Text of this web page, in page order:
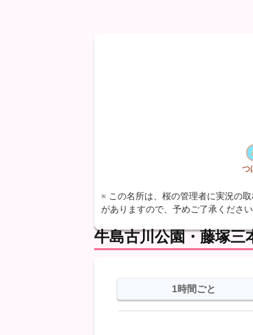
つ
※ この名所は、桜の管理者に実況の
がありますので、予めご了承ください
牛島古川公園・藤塚三
1時間ごと